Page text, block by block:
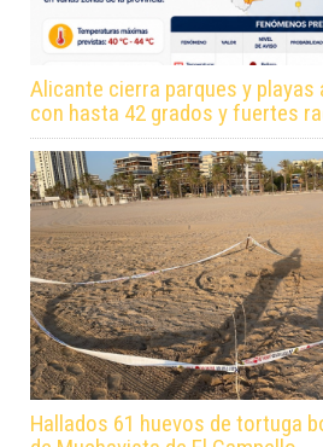
Alicante cierra parques y playas
con hasta 42 grados y fuertes
Hallados 61 huevos de tortuga